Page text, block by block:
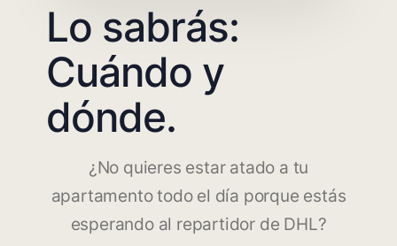
Lo sabrás:
Cuándo y
dónde.
¿No quieres estar atado a tu
apartamento todo el día porque estás
esperando al repartidor de DHL?